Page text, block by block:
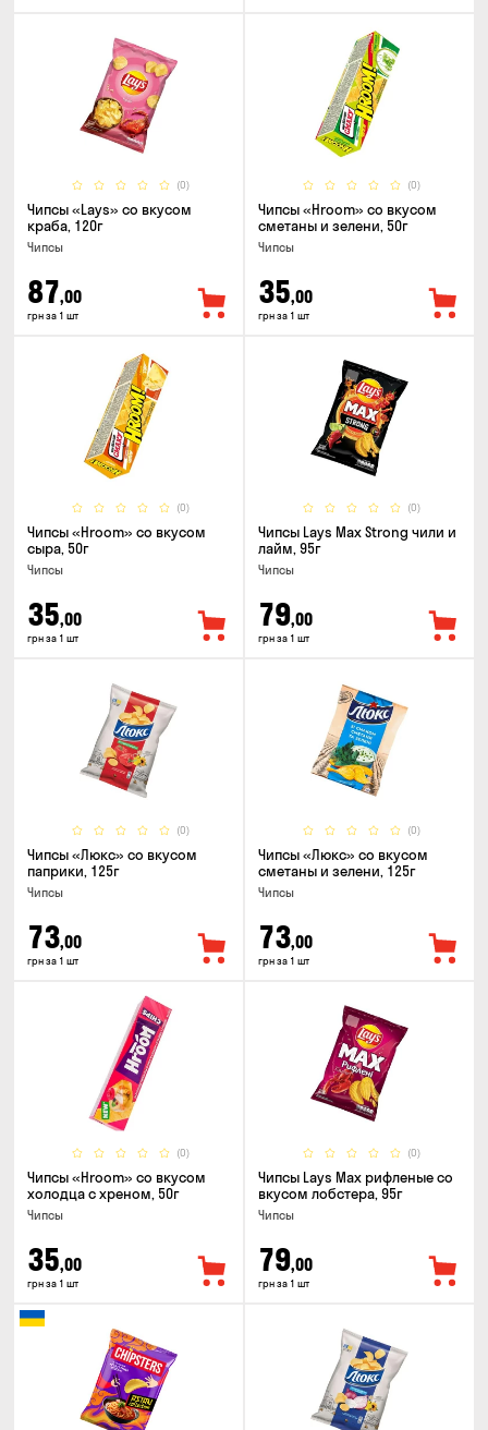
(0)
Чипсы «Lays» со вкусом
краба, 120г
Чипсы
87,00
грн за 1 шт
(0)
Чипсы «Hroom» со вкусом
сметаны и зелени, 50г
Чипсы
35,00
грн за 1 шт
(0)
Чипсы «Hroom» со вкусом
сыра, 50г
Чипсы
35,00
грн за 1 шт
(0)
Чипсы Lays Max Strong чили и
лайм, 95г
Чипсы
79,00
грн за 1 шт
(0)
Чипсы «Люкс» со вкусом
паприки, 125г
Чипсы
73,00
грн за 1 шт
(0)
Чипсы «Люкс» со вкусом
сметаны и зелени, 125г
Чипсы
73,00
грн за 1 шт
(0)
Чипсы «Hroom» со вкусом
холодца с хреном, 50г
Чипсы
35,00
грн за 1 шт
(0)
Чипсы Lays Max рифленые со
вкусом лобстера, 95г
Чипсы
79,00
грн за 1 шт